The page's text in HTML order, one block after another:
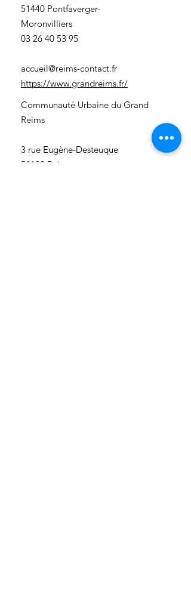
51440 Pontfaverger-
Moronvilliers
03 26 40 53 95
accueil@reims-contact.fr
https://www.grandreims.fr/
Communauté Urbaine du Grand
Reims
3 rue Eugène-Desteuque
51100 Reims